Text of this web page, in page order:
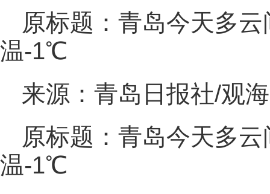
原标题：青岛今天多
温-1℃
来源：青岛日报社/观
原标题：青岛今天多
温-1℃